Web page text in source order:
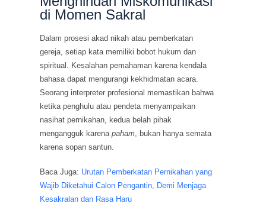
di Momen Sakral
Dalam prosesi akad nikah atau pemberkatan
gereja, setiap kata memiliki bobot hukum dan
spiritual. Kesalahan pemahaman karena kendala
bahasa dapat mengurangi kekhidmatan acara.
Seorang interpreter profesional memastikan bahwa
ketika penghulu atau pendeta menyampaikan
nasihat pernikahan, kedua belah pihak
mengangguk karenapaham , bukan hanya semata
karena sopan santun.
Baca Juga: Urutan Pemberkatan Pernikahan yang
Wajib Diketahui Calon Pengantin, Demi Menjaga
Kesakralan dan Rasa Haru